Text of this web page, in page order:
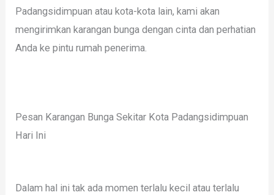
Padangsidimpuan atau kota-kota lain, kami akan
mengirimkan karangan bunga dengan cinta dan perhatian
Anda ke pintu rumah penerima.
Pesan Karangan Bunga Sekitar Kota Padangsidimpuan
Hari Ini
Dalam hal ini tak ada momen terlalu kecil atau terlalu